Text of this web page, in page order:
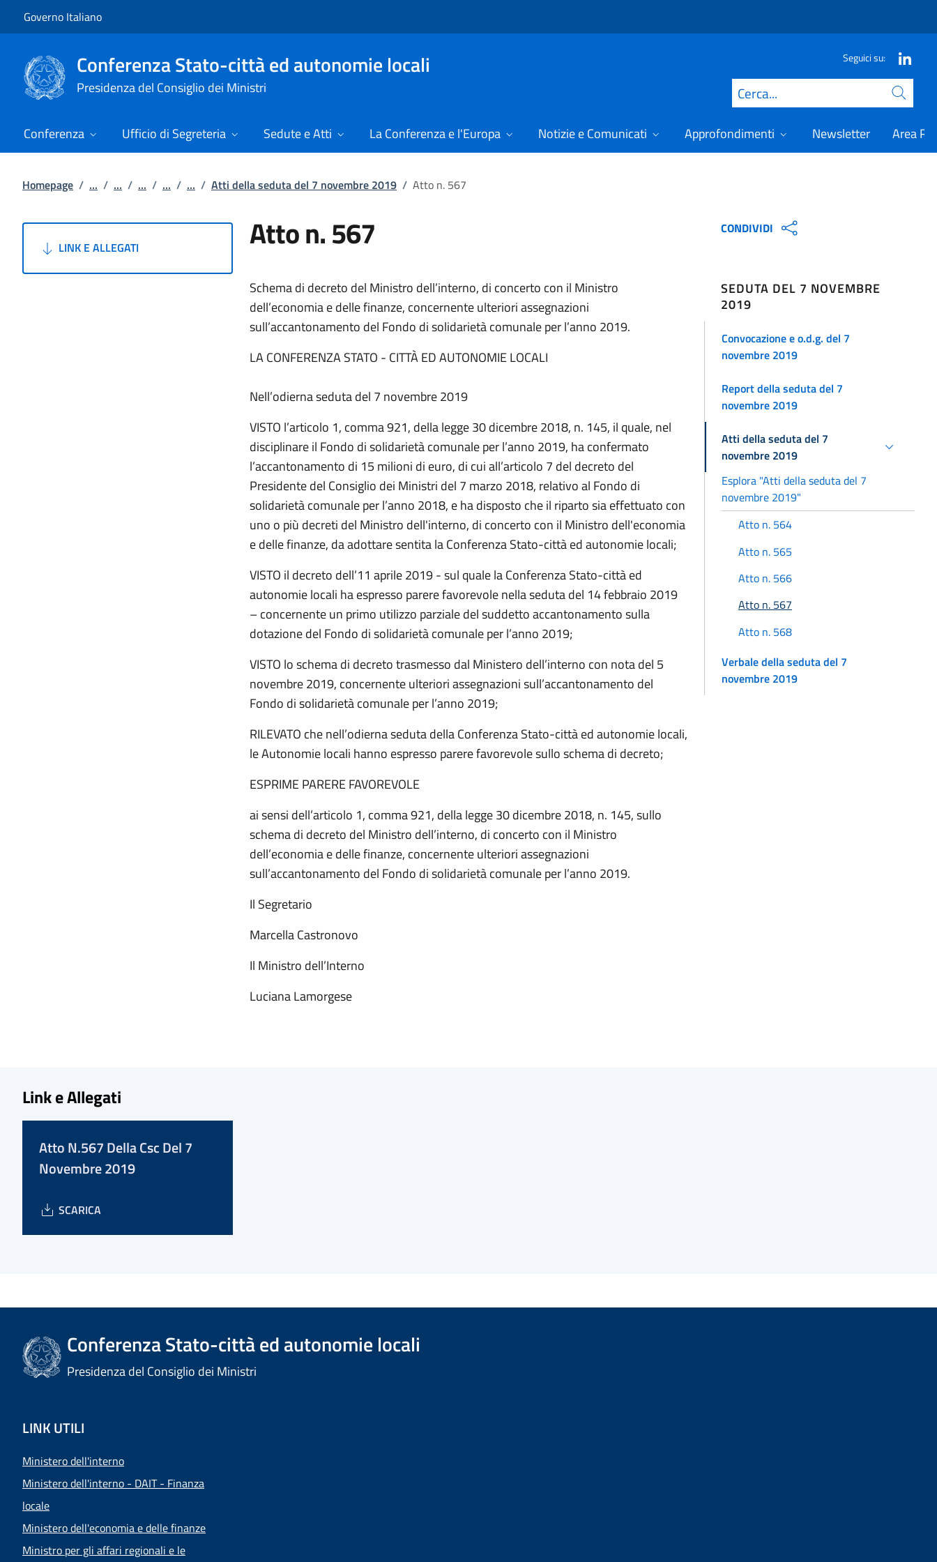
Governo Italiano
Conferenza Stato-città ed autonomie locali
Presidenza del Consiglio dei Ministri
Seguici su:
Cerca
Conferenza Ufficio di Segreteria Sedute e Atti La Conferenza e l'Europa Notizie e Comunicati Approfondimenti Newsletter Area
Homepage / ... / ... / ... / ... / ... / Atti della seduta del 7 novembre 2019 / Atto n. 567
LINK E ALLEGATI Atto n. 567
Schema di decreto del Ministro dell’interno, di concerto con il Ministro
dell’economia e delle finanze, concernente ulteriori assegnazioni
sull’accantonamento del Fondo di solidarietà comunale per l’anno 2019.
LA CONFERENZA STATO - CITTÀ ED AUTONOMIE LOCALI
Nell’odierna seduta del 7 novembre 2019
VISTO l’articolo 1, comma 921, della legge 30 dicembre 2018, n. 145, il quale, nel
disciplinare il Fondo di solidarietà comunale per l’anno 2019, ha confermato
l’accantonamento di 15 milioni di euro, di cui all’articolo 7 del decreto del
Presidente del Consiglio dei Ministri del 7 marzo 2018, relativo al Fondo di
solidarietà comunale per l’anno 2018, e ha disposto che il riparto sia effettuato con
uno o più decreti del Ministro dell'interno, di concerto con il Ministro dell'economia
e delle finanze, da adottare sentita la Conferenza Stato-città ed autonomie locali;
VISTO il decreto dell’11 aprile 2019 - sul quale la Conferenza Stato-città ed
autonomie locali ha espresso parere favorevole nella seduta del 14 febbraio 2019
– concernente un primo utilizzo parziale del suddetto accantonamento sulla
dotazione del Fondo di solidarietà comunale per l’anno 2019;
VISTO lo schema di decreto trasmesso dal Ministero dell’interno con nota del 5
novembre 2019, concernente ulteriori assegnazioni sull’accantonamento del
Fondo di solidarietà comunale per l’anno 2019;
RILEVATO che nell’odierna seduta della Conferenza Stato-città ed autonomie locali,
le Autonomie locali hanno espresso parere favorevole sullo schema di decreto;
ESPRIME PARERE FAVOREVOLE
ai sensi dell’articolo 1, comma 921, della legge 30 dicembre 2018, n. 145, sullo
schema di decreto del Ministro dell’interno, di concerto con il Ministro
dell’economia e delle finanze, concernente ulteriori assegnazioni
sull’accantonamento del Fondo di solidarietà comunale per l’anno 2019.
Il Segretario
Marcella Castronovo
Il Ministro dell’Interno
Luciana Lamorgese
CONDIVIDI
SEDUTA DEL 7 NOVEMBRE
2019
Convocazione e o.d.g. del 7
novembre 2019
Report della seduta del 7
novembre 2019
Atti della seduta del 7
novembre 2019
Esplora "Atti della seduta del 7
novembre 2019"
Atto n. 564
Atto n. 565
Atto n. 566
Atto n. 567
Atto n. 568
Verbale della seduta del 7
novembre 2019
Link e Allegati
Atto N.567 Della Csc Del 7
Novembre 2019
SCARICA
Conferenza Stato-città ed autonomie locali
Presidenza del Consiglio dei Ministri
LINK UTILI
Ministero dell'interno
Ministero dell'interno - DAIT - Finanza
locale
Ministero dell'economia e delle finanze
Ministro per gli affari regionali e le